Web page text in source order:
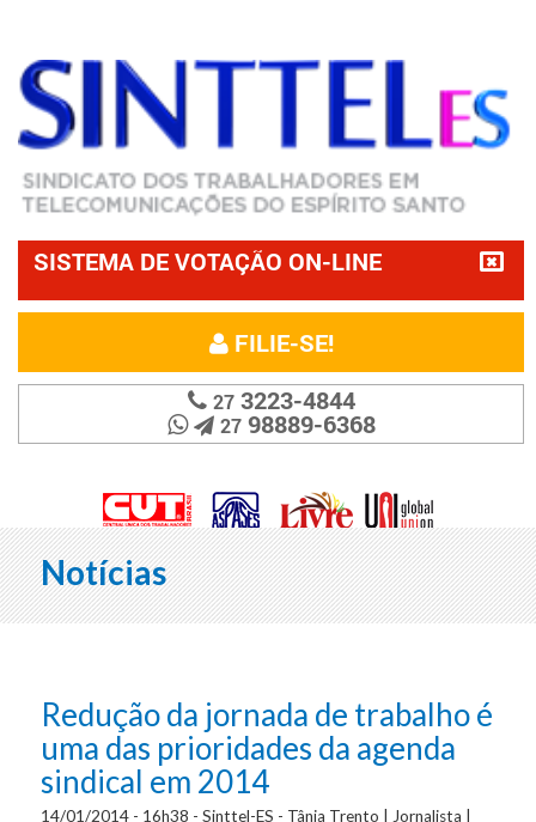
SISTEMA DE VOTAÇÃO ON-LINE
FILIE-SE!
273223-4844
2798889-6368
Notícias
Redução da jornada de trabalho é
uma das prioridades da agenda
sindical em 2014
14/01/2014 - 16h38 - Sinttel-ES - Tânia Trento | Jornalista |